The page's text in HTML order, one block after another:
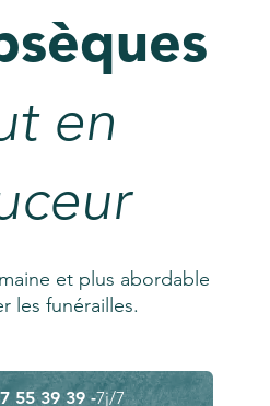
en
et plus abordable
les funérailles.
55 39 39 -7j/7